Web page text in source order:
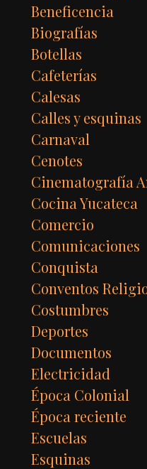
Beneficencia
Biografías
Botellas
Cafeterías
Calesas
Calles y esquinas
Carnaval
Cenotes
Cinematografía
Cocina Yucateca
Comercio
Comunicaciones
Conquista
Conventos
Costumbres
Deportes
Documentos
Electricidad
Época Colonial
Época reciente
Escuelas
Esquinas